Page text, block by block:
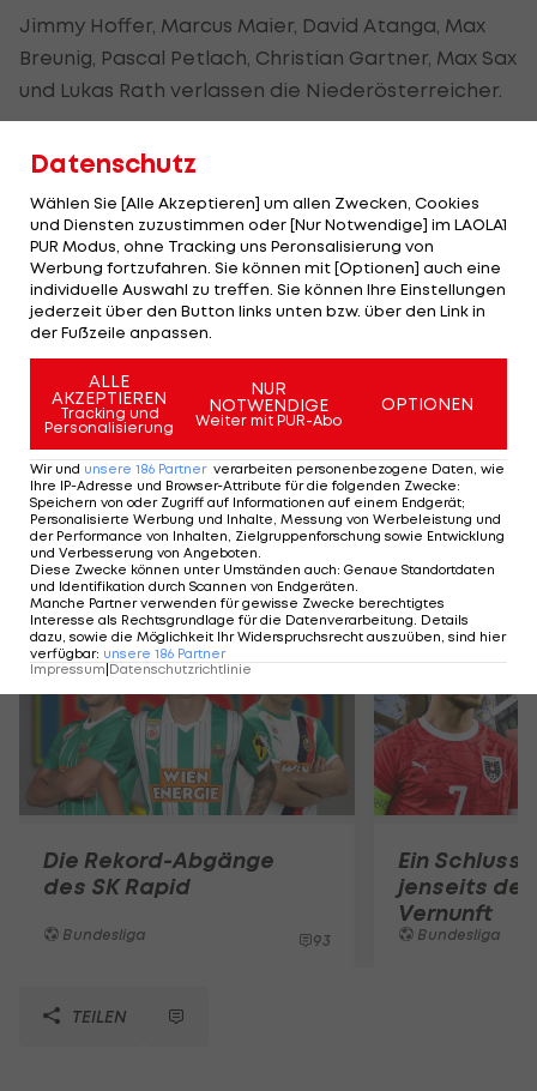
Jimmy Hoffer, Marcus Maier, David Atanga, Max
Breunig, Pascal Petlach, Christian Gartner, Max Sax
und Lukas Rath verlassen die Niederösterreicher.
und kehren zu ihren Stammkubs, Austria Wien,
Holstein Kielund Würzburger Kickers zurück.
Bei Hoffer, Maier, Petlach, Gartner und Rath
werden die auslaufenden Verträge nicht
verlängert.
HIGHLIGHTS: LASK - SK Sturm Graz
Fußball - Frauen-Bundesliga
FC Blau-Weiß Linz
Mehr zum Thema
Die Rekord-Abgänge
des SK Rapid
Bundesliga 93
Ein
jenseits der
Vernunft
Bundesliga
TEILEN
Datenschutz
Wählen Sie [Alle Akzeptieren] um allen Zwecken, Cookies
und Diensten zuzustimmen oder [Nur Notwendige] im LAOLA1
PUR Modus, ohne Tracking uns Peronsalisierung von
Werbung fortzufahren. Sie können mit [Optionen] auch eine
individuelle Auswahl zu treffen. Sie können Ihre Einstellungen
jederzeit über den Button links unten bzw. über den Link in
der Fußzeile anpassen.
ALLE
AKZEPTIEREN
Tracking und
Personalisierung
NUR
NOTWENDIGE
Weiter mit PUR-Abo
OPTIONEN
Wir und unsere 186 Partner verarbeiten personenbezogene Daten, wie
Ihre IP-Adresse und Browser-Attribute für die folgenden Zwecke:
Speichern von oder Zugriff auf Informationen auf einem Endgerät;
Personalisierte Werbung und Inhalte, Messung von Werbeleistung und
der Performance von Inhalten, Zielgruppenforschung sowie Entwicklung
und Verbesserung von Angeboten.
Diese Zwecke können unter Umständen auch: Genaue Standortdaten
und Identifikation durch Scannen von Endgeräten.
Manche Partner verwenden für gewisse Zwecke berechtigtes
Interesse als Rechtsgrundlage für die Datenverarbeitung. Details
dazu, sowie die Möglichkeit Ihr Widerspruchsrecht auszuüben, sind hier
verfügbar: unsere 186 Partner
Impressum Datenschutzrichtlinie